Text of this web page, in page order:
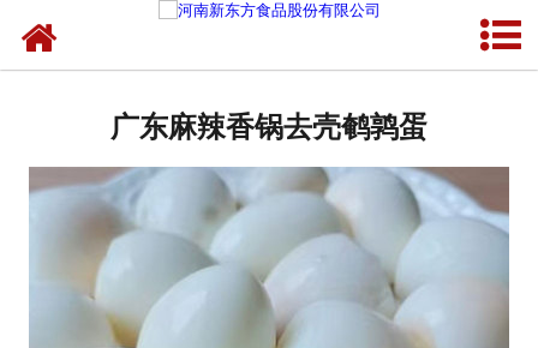
广东熟食品
广东调味品
广东鸡蛋壳粉
广东麻辣香锅去壳鹌鹑蛋